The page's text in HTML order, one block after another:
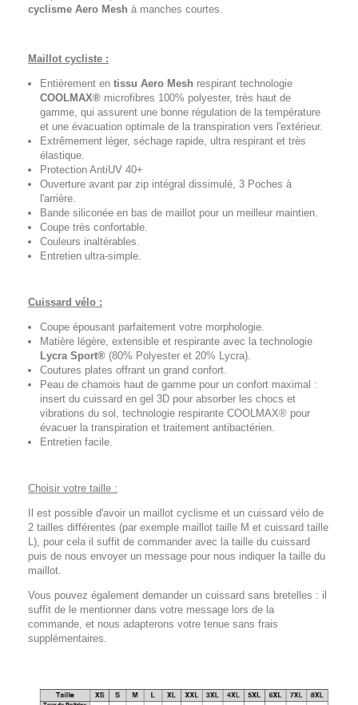
cyclisme Aero Mesh à manches courtes.
Maillot cycliste :
Entièrement en tissu Aero Mesh respirant technologie
COOLMAX® microfibres 100% polyester, très haut de
gamme, qui assurent une bonne régulation de la température
et une évacuation optimale de la transpiration vers l'extérieur.
Extrêmement léger, séchage rapide, ultra respirant et très
élastique.
Protection AntiUV 40+
Ouverture avant par zip intégral dissimulé, 3 Poches à
l'arrière.
Bande siliconée en bas de maillot pour un meilleur maintien.
Coupe très confortable.
Couleurs inaltérables.
Entretien ultra-simple.
Cuissard vélo :
Coupe épousant parfaitement votre morphologie.
Matière légère, extensible et respirante avec la technologie
Lycra Sport® (80% Polyester et 20% Lycra).
Coutures plates offrant un grand confort.
Peau de chamois haut de gamme pour un confort maximal :
insert du cuissard en gel 3D pour absorber les chocs et
vibrations du sol, technologie respirante COOLMAX® pour
évacuer la transpiration et traitement antibactérien.
Entretien facile.
Choisir votre taille :
Il est possible d'avoir un maillot cyclisme et un cuissard vélo de
2 tailles différentes (par exemple maillot taille M et cuissard taille
L), pour cela il suffit de commander avec la taille du cuissard
puis de nous envoyer un message pour nous indiquer la taille du
maillot.
Vous pouvez également demander un cuissard sans bretelles : il
suffit de le mentionner dans votre message lors de la
commande, et nous adapterons votre tenue sans frais
supplémentaires.